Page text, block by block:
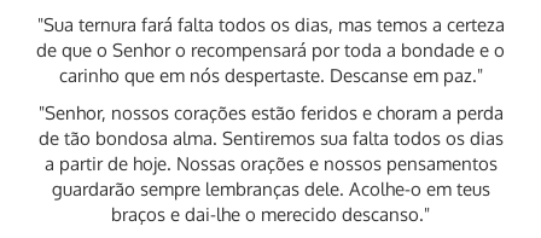
"Sua ternura fará falta todos os dias, mas temos a certeza
de que o Senhor o recompensará por toda a bondade e o
carinho que em nós despertaste. Descanse em paz."
"Senhor, nossos corações estão feridos e choram a perda
de tão bondosa alma. Sentiremos sua falta todos os dias
a partir de hoje. Nossas orações e nossos pensamentos
guardarão sempre lembranças dele. Acolhe-o em teus
braços e dai-lhe o merecido descanso."